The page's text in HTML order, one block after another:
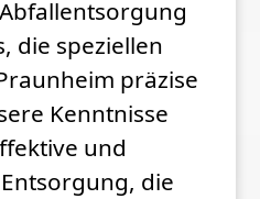
die speziellen
präzise
Kenntnisse
und
die